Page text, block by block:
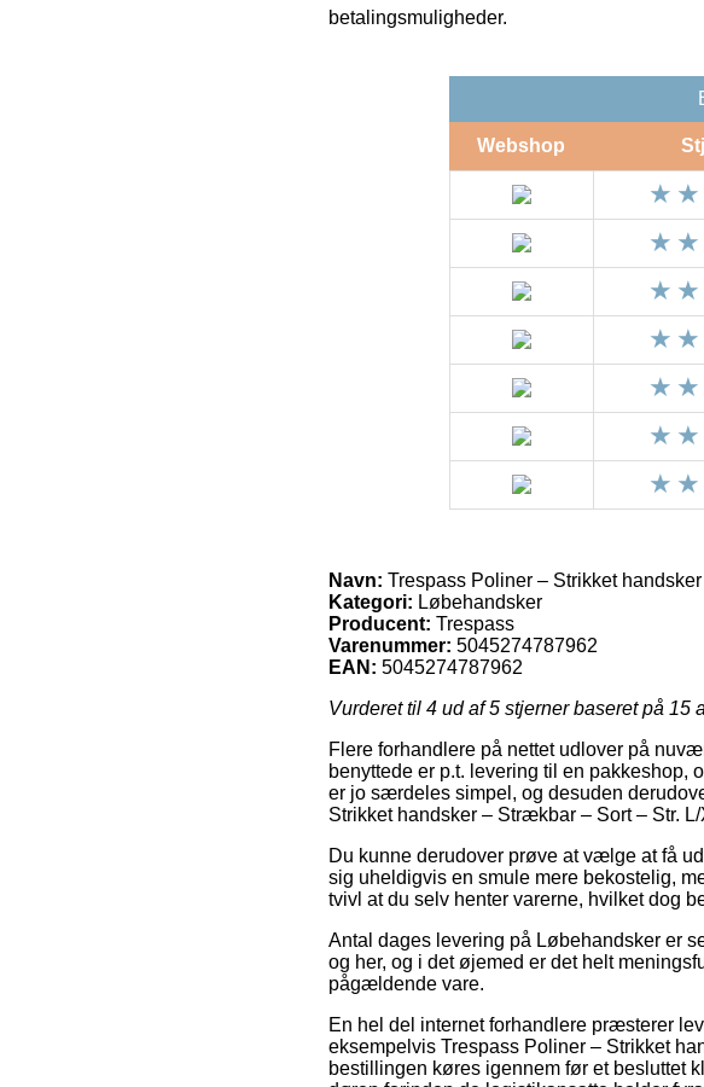
betalingsmuligheder.
Webshop
Navn: Trespass Poliner – Strikket
Kategori: Løbehandsker
Producent: Trespass
Varenummer: 5045274787962
EAN: 5045274787962
Vurderet til 4 ud af 5 stjerner baseret på 15
Flere forhandlere på nettet udlover på
benyttede er p.t. levering til en pakkeshop,
er jo særdeles simpel, og desuden
Strikket handsker – Strækbar – Sort – Str. L/
Du kunne derudover prøve at vælge at få
sig uheldigvis en smule mere bekostelig,
tvivl at du selv henter varerne, hvilket dog
Antal dages levering på Løbehandsker er
og her, og i det øjemed er det helt
pågældende vare.
En hel del internet forhandlere præsterer
eksempelvis Trespass Poliner – Strikket
bestillingen køres igennem før et besluttet